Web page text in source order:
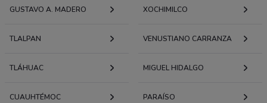
GUSTAVO A. MADERO XOCHIMILCO
TLALPAN VENUSTIANO CARRANZA
TLÁHUAC MIGUEL HIDALGO
CUAUHTÉMOC PARAÍSO